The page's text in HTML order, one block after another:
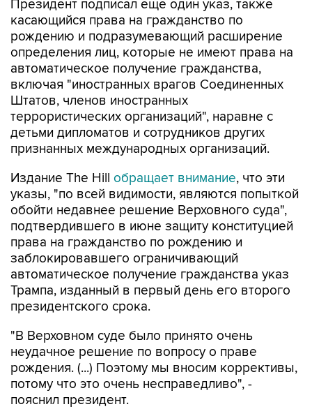
Президент подписал еще один указ, также
касающийся права на гражданство по
рождению и подразумевающий расширение
определения лиц, которые не имеют права на
автоматическое получение гражданства,
включая "иностранных врагов Соединенных
Штатов, членов иностранных
террористических организаций", наравне с
детьми дипломатов и сотрудников других
признанных международных организаций.
Издание The Hill обращает внимание, что эти
указы, "по всей видимости, являются попыткой
обойти недавнее решение Верховного суда",
подтвердившего в июне защиту конституцией
права на гражданство по рождению и
заблокировавшего ограничивающий
автоматическое получение гражданства указ
Трампа, изданный в первый день его второго
президентского срока.
"В Верховном суде было принято очень
неудачное решение по вопросу о праве
рождения. (...) Поэтому мы вносим коррективы,
потому что это очень несправедливо", -
пояснил президент.